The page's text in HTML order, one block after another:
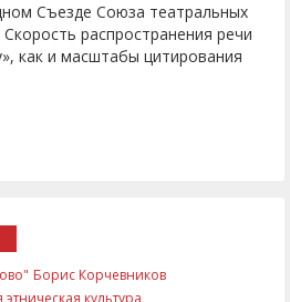
Съезде Союза театральных
распространения речи
как и масштабы цитирования
Борис Корчевников
этническая культура